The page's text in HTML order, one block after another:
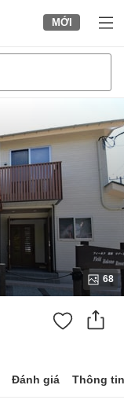
MỚI
68
Đánh giá Thông